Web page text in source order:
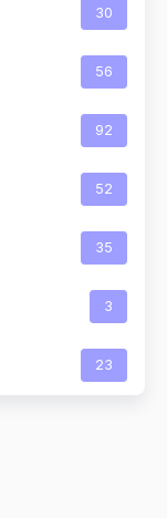
30
56
92
52
35
3
23